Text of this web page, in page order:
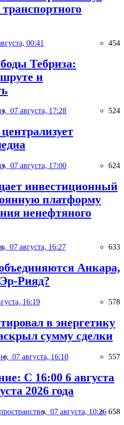
00:41 454
Тебриза:
и
07 августа, 17:28 524
07 августа, 17:00 624
инвестиционный
платформу
ненефтяного
07 августа, 16:27 633
Анкара,
Рияд?
16:19 578
в энергетику
сумму сделки
07 августа, 16:10 557
С 16:00 6 августа
2026 года
07 августа, 10:26 658